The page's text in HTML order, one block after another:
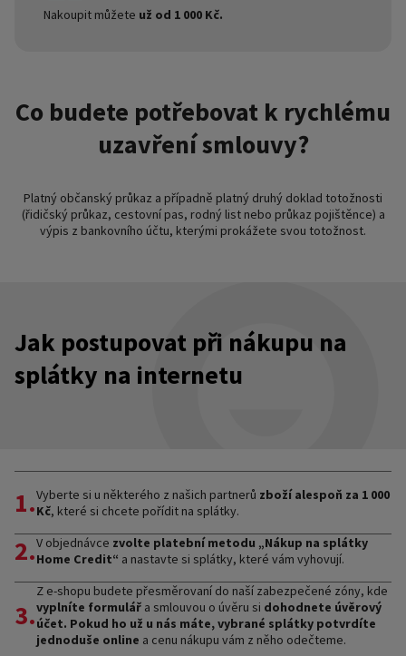
Nakoupit můžete už od 1 000 Kč.
Co budete potřebovat k rychlému
uzavření smlouvy?
Platný občanský průkaz a případně platný druhý doklad totožnosti
(řidičský průkaz, cestovní pas, rodný list nebo průkaz pojištěnce) a
výpis z bankovního účtu, kterými prokážete svou totožnost.
Jak postupovat při nákupu na
splátky na internetu
1.Vyberte si u některého z našich partnerů zboží alespoň za 1 000
Kč, které si chcete pořídit na splátky.
2.V objednávce zvolte platební metodu „Nákup na splátky
Home Credit“ a nastavte si splátky, které vám vyhovují.
3.
Z e-shopu budete přesměrovaní do naší zabezpečené zóny, kde
vyplníte formulář a smlouvou o úvěru si dohodnete úvěrový
účet. Pokud ho už u nás máte, vybrané splátky potvrdíte
jednoduše online a cenu nákupu vám z něho odečteme.